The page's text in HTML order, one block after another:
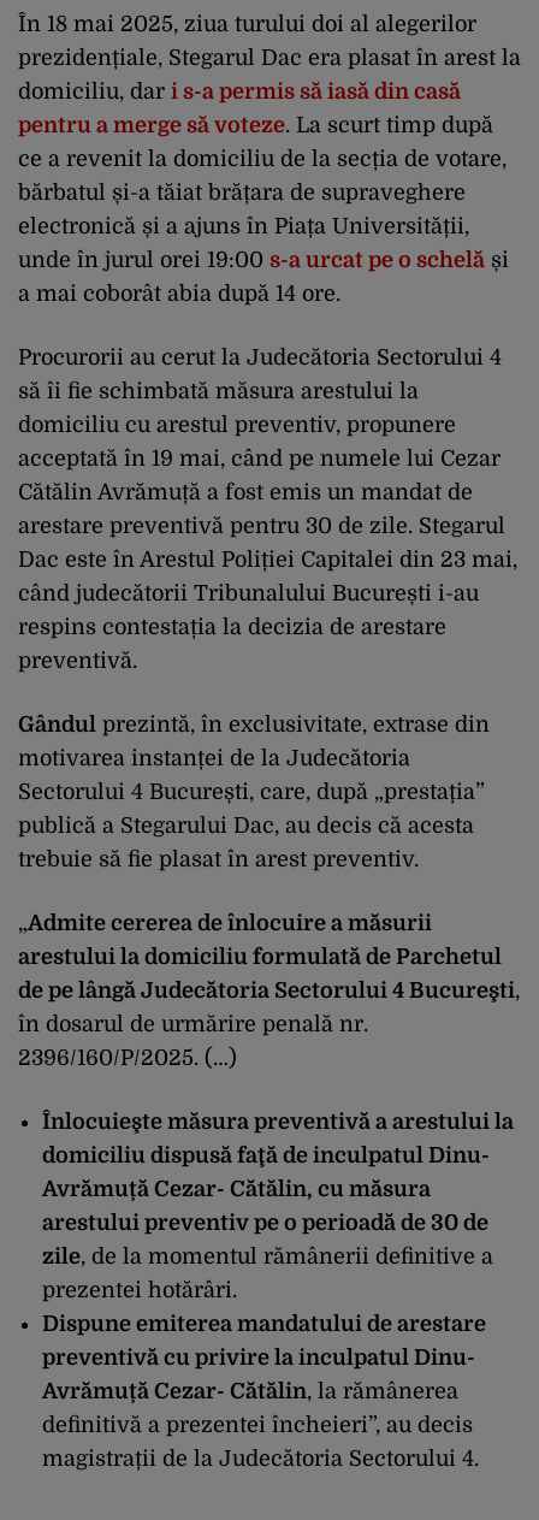
În 18 mai 2025, ziua turului doi al alegerilor
prezidențiale, Stegarul Dac era plasat în arest la
domiciliu, dar i s-a permis să iasă din casă
pentru a merge să voteze. La scurt timp după
ce a revenit la domiciliu de la secția de votare,
bărbatul și-a tăiat brățara de supraveghere
electronică și a ajuns în Piața Universității,
unde în jurul orei 19:00 s-a urcat pe o schelă și
a mai coborât abia după 14 ore.
Procurorii au cerut la Judecătoria Sectorului 4
să îi fie schimbată măsura arestului la
domiciliu cu arestul preventiv, propunere
acceptată în 19 mai, când pe numele lui Cezar
Cătălin Avrămuță a fost emis un mandat de
arestare preventivă pentru 30 de zile. Stegarul
Dac este în Arestul Poliției Capitalei din 23 mai,
când judecătorii Tribunalului București i-au
respins contestația la decizia de arestare
preventivă.
Gândul prezintă, în exclusivitate, extrase din
motivarea instanței de la Judecătoria
Sectorului 4 București, care, după „prestația”
publică a Stegarului Dac, au decis că acesta
trebuie să fie plasat în arest preventiv.
„Admite cererea de înlocuire a măsurii
arestului la domiciliu formulată de Parchetul
de pe lângă Judecătoria Sectorului 4 Bucureşti,
în dosarul de urmărire penală nr.
2396/160/P/2025. (…)
Înlocuieşte măsura preventivă a arestului la
domiciliu dispusă faţă de inculpatul Dinu-
Avrămuță Cezar- Cătălin, cu măsura
arestului preventiv pe o perioadă de 30 de
zile, de la momentul rămânerii definitive a
prezentei hotărâri.
Dispune emiterea mandatului de arestare
preventivă cu privire la inculpatul Dinu-
Avrămuță Cezar- Cătălin, la rămânerea
definitivă a prezentei încheieri”, au decis
magistrații de la Judecătoria Sectorului 4.